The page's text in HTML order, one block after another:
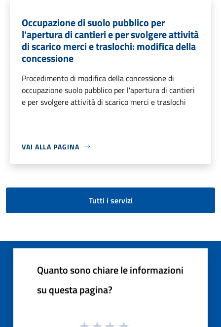
Occupazione di suolo pubblico per
l'apertura di cantieri e per svolgere attività
di scarico merci e traslochi: modifica della
concessione
Procedimento di modifica della concessione di
occupazione suolo pubblico per l'apertura di cantieri
e per svolgere attività di scarico merci e traslochi
VAI ALLA PAGINA
Tutti i servizi
Quanto sono chiare le informazioni
su questa pagina?